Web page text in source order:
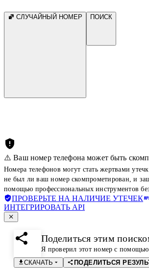
СЛУЧАЙНЫЙ НОМЕР ПОИСК
⚠️ Ваш номер телефона может быть
Номера телефонов могут стать жертвами
не был ли ваш номер скомпрометирован, и
помощью профессиональных инструментов
ПРОВЕРЬТЕ НА НАЛИЧИЕ УТЕЧЕК
ИНТЕГРИРОВАТЬ API
Поделиться этим
Я проверил этот номер с помощью
СКАЧАТЬ
ПОДЕЛИТЬСЯ